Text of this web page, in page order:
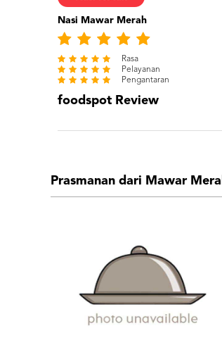
Nasi Mawar Merah
Rasa
Pelayanan
Pengantaran
foodspot Review
Prasmanan dari Mawar